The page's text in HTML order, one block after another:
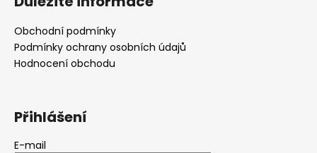
Obchodní podmínky
Podmínky ochrany osobních údajů
Hodnocení obchodu
Přihlášení
E-mail